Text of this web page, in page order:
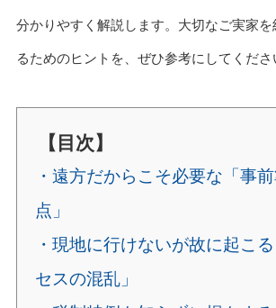
分かりやすく解説します。大切なご実家
るためのヒントを、ぜひ参考にしてくださ
【目次】
・遠方だからこそ必要な「事
点」
・現地に行けないが故に起こ
セスの混乱」